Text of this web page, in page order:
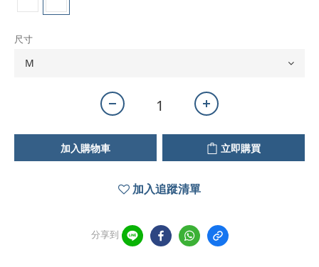
尺寸
加入購物車 立即購買
加入追蹤清單
分享到